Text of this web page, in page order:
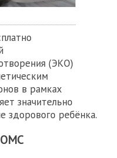
(ЭКО)
в рамках
значительно
здорового ребёнка.
ОМС